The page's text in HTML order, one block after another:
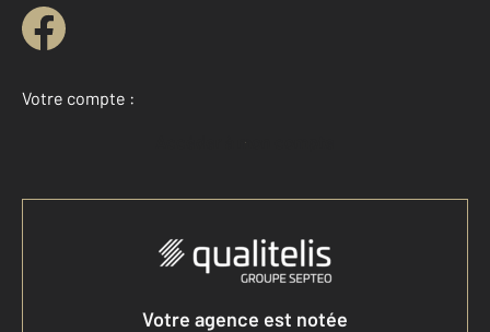
Votre compte :
Accéder à mon compte
Votre agence est notée